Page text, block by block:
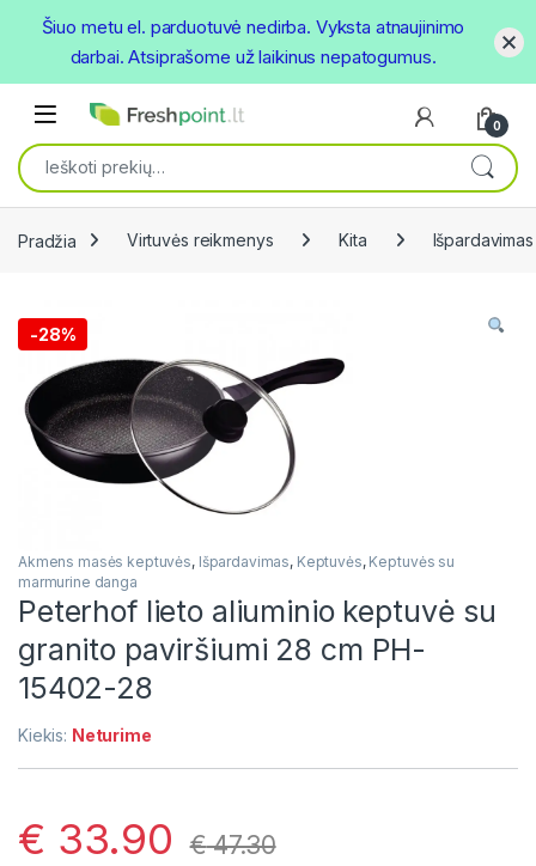
Open
0
Ieškoti:
Pradžia Virtuvės reikmenys Kita Išpardavimas
-28%
Akmens masės keptuvės, Išpardavimas, Keptuvės, Keptuvės su
marmurine danga
Peterhof lieto aliuminio keptuvė su
granito paviršiumi 28 cm PH-
15402-28
Kiekis: Neturime
€ 33.90 €47.30
Šiuo metu el. parduotuvė nedirba. Vyksta atnaujinimo
darbai. Atsiprašome už laikinus nepatogumus.